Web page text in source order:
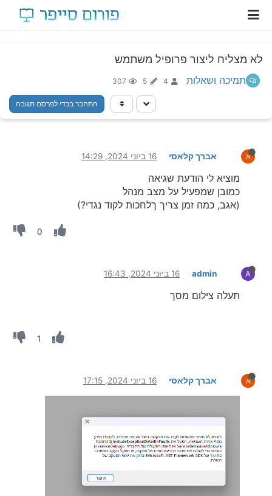
לא מצליח ליצור פרופיל משתמש
תמיכה ושאלות 4
5
307
התחבר בכדי לפרסם תגובה
א אברך קלאסי 16 ביוני 2024, 14:29
מוציא לי הודעת שגיאה
כמובן שמפעיל על מצב מנהל
(אגב, כמה זמן צריך ךלחכות לקוד נגדי?)
0
A
admin 16 ביוני 2024, 16:43
תעלה צילום מסך
1
א אברך קלאסי 16 ביוני 2024, 17:15